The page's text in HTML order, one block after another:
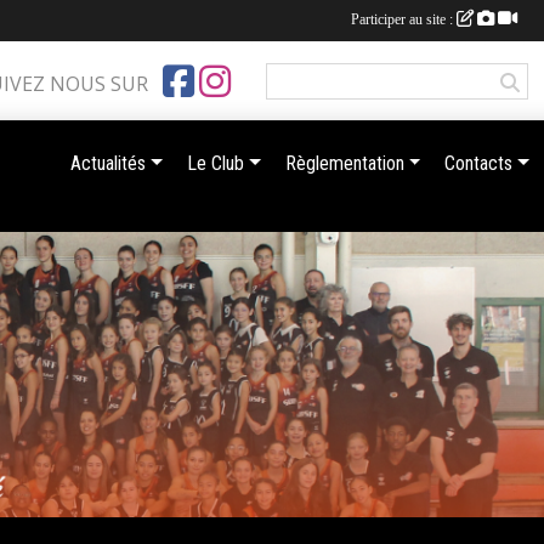
NOUS SUR
Actualités Le Club Règlementation Contacts
Participer au site :